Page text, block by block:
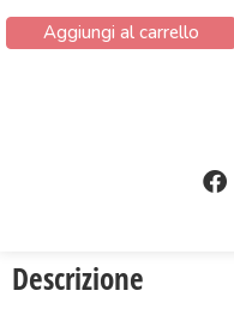
Aggiungi al carrello
Descrizione